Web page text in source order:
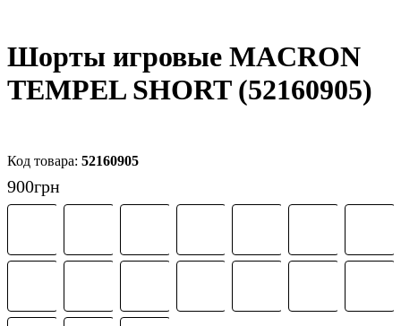
Шорты игровые MACRON
TEMPEL SHORT (52160905)
52160905
900грн